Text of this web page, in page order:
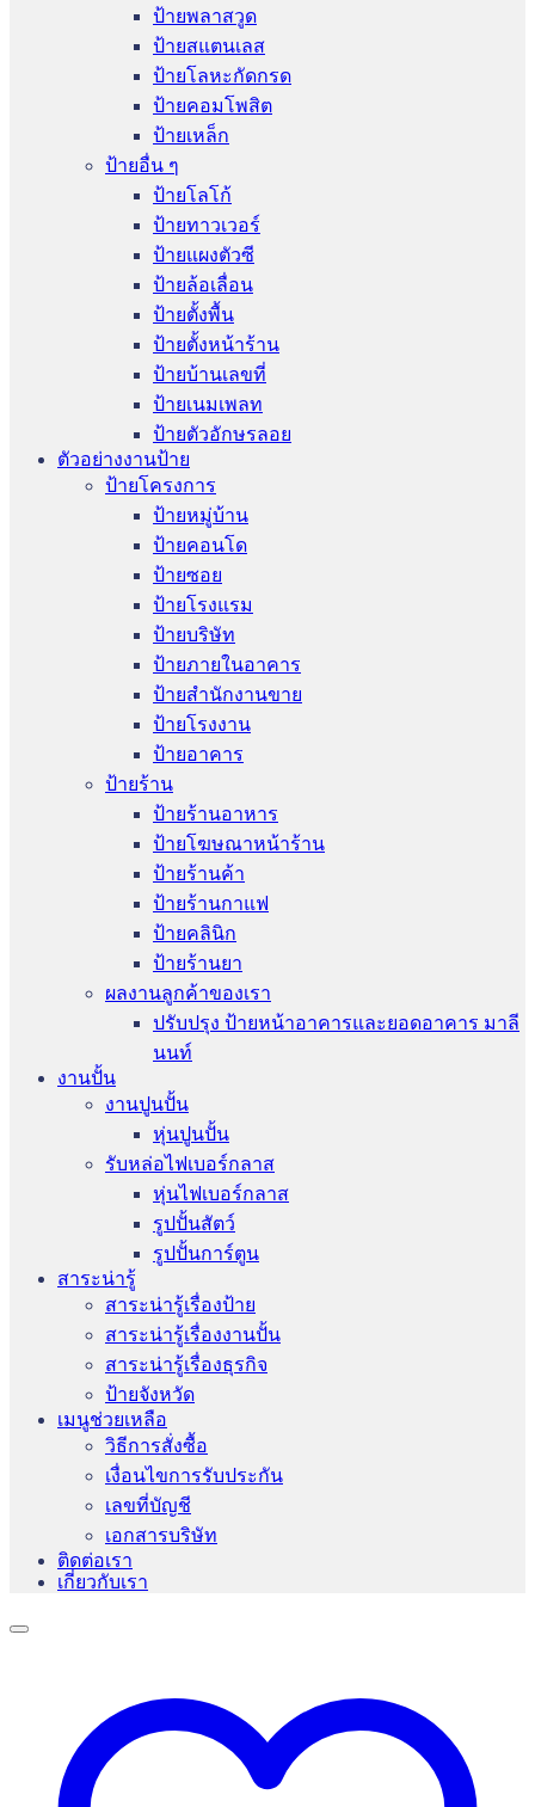
ป้ายพลาสวูด
ป้ายสแตนเลส
ป้ายโลหะกัดกรด
ป้ายคอมโพสิต
ป้ายเหล็ก
ป้ายอื่น ๆ
ป้ายโลโก้
ป้ายทาวเวอร์
ป้ายแผงตัวซี
ป้ายล้อเลื่อน
ป้ายตั้งพื้น
ป้ายตั้งหน้าร้าน
ป้ายบ้านเลขที่
ป้ายเนมเพลท
ป้ายตัวอักษรลอย
ตัวอย่างงานป้าย
ป้ายโครงการ
ป้ายหมู่บ้าน
ป้ายคอนโด
ป้ายซอย
ป้ายโรงแรม
ป้ายบริษัท
ป้ายภายในอาคาร
ป้ายสำนักงานขาย
ป้ายโรงงาน
ป้ายอาคาร
ป้ายร้าน
ป้ายร้านอาหาร
ป้ายโฆษณาหน้าร้าน
ป้ายร้านค้า
ป้ายร้านกาแฟ
ป้ายคลินิก
ป้ายร้านยา
ผลงานลูกค้าของเรา
ปรับปรุง ป้ายหน้าอาคารและยอดอาคาร มาลี
นนท์
งานปั้น
งานปูนปั้น
หุ่นปูนปั้น
รับหล่อไฟเบอร์กลาส
หุ่นไฟเบอร์กลาส
รูปปั้นสัตว์
รูปปั้นการ์ตูน
สาระน่ารู้
สาระน่ารู้เรื่องป้าย
สาระน่ารู้เรื่องงานปั้น
สาระน่ารู้เรื่องธุรกิจ
ป้ายจังหวัด
เมนูช่วยเหลือ
วิธีการสั่งซื้อ
เงื่อนไขการรับประกัน
เลขที่บัญชี
เอกสารบริษัท
ติดต่อเรา
เกี่ยวกับเรา